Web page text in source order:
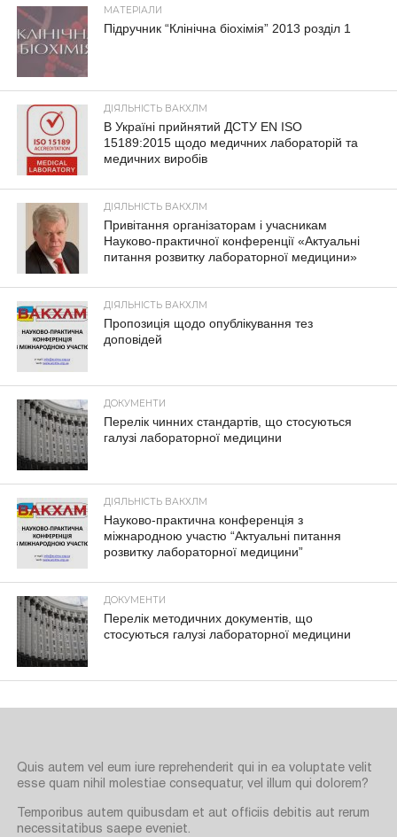
МАТЕРІАЛИ
Підручник “Клінічна біохімія” 2013 розділ 1
ДІЯЛЬНІСТЬ ВАКХЛМ
В Україні прийнятий ДСТУ EN ISO
15189:2015 щодо медичних лабораторій та
медичних виробів
ДІЯЛЬНІСТЬ ВАКХЛМ
Привітання організаторам і учасникам
Науково-практичної конференції «Актуальні
питання розвитку лабораторної медицини»
ДІЯЛЬНІСТЬ ВАКХЛМ
Пропозиція щодо опублікування тез
доповідей
ДОКУМЕНТИ
Перелік чинних стандартів, що стосуються
галузі лабораторної медицини
ДІЯЛЬНІСТЬ ВАКХЛМ
Науково-практична конференція з
міжнародною участю “Актуальні питання
розвитку лабораторної медицини”
ДОКУМЕНТИ
Перелік методичних документів, що
стосуються галузі лабораторної медицини
Quis autem vel eum iure reprehenderit qui in ea voluptate velit
esse quam nihil molestiae consequatur, vel illum qui dolorem?
Temporibus autem quibusdam et aut officiis debitis aut rerum
necessitatibus saepe eveniet.